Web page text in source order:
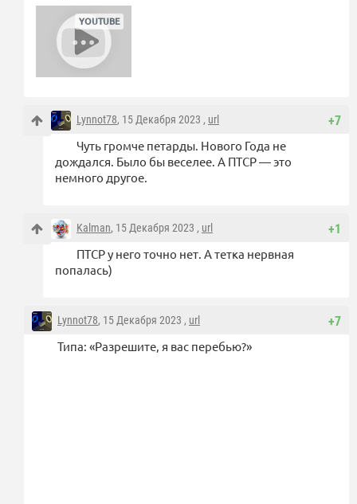
+7
Lynnot78, 15 Декабря 2023 , url
Чуть громче петарды. Нового Года не
дождался. Было бы веселее. А ПТСР — это
немного другое.
+1
Kalman, 15 Декабря 2023 , url
ПТСР у него точно нет. А тетка нервная
попалась)
+7
Lynnot78, 15 Декабря 2023 , url
Типа: «Разрешите, я вас перебью?»